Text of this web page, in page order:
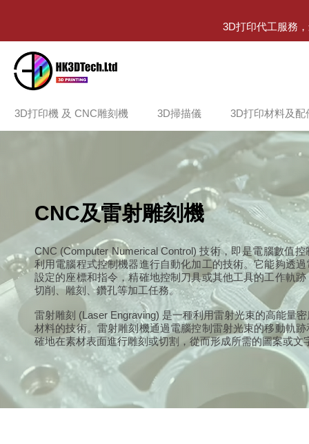
3D打印代工服務
3D打印機 及 CNC雕刻機 3D掃描儀 3D打印材料及配
CNC及雷射雕刻機
CNC (Computer Numerical Control) 技術，即是電腦數值
利用電腦程式控制機器進行自動化加工的技術。它能夠透
設定的座標和指令，精確地控制刀具或其他工具的工作軌
切削、雕刻、鑽孔等加工任務。
雷射雕刻 (Laser Engraving) 是一種利用雷射光束的高能量
材料的技術。雷射雕刻機通過電腦控制雷射光束的移動軌
確地在素材表面進行雕刻或切割，從而形成所需的圖案或文